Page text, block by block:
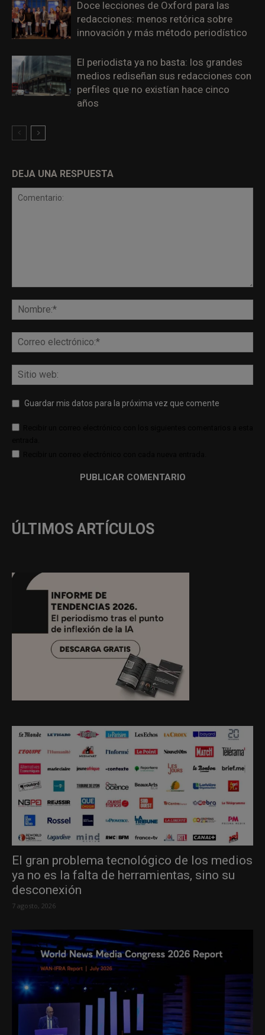
Doce lecciones de Oxford para las
redacciones: menos retórica sobre
innovación y más método periodístico
El periodista ya no basta: los grandes
medios rediseñan sus redacciones con
perfiles que no existían hace cinco
años
DEJA UNA RESPUESTA
Guardar mis datos para la próxima vez que comente
ÚLTIMOS ARTÍCULOS
El gran problema tecnológico de los medios
ya no es la falta de herramientas, sino su
desconexión
7 agosto, 2026